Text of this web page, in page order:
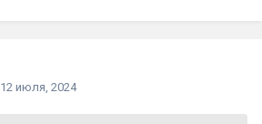
12 июля, 2024